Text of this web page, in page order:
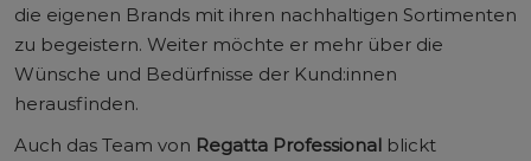
die eigenen Brands mit ihren nachhaltigen Sortimenten
zu begeistern. Weiter möchte er mehr über die
Wünsche und Bedürfnisse der Kund:innen
herausfinden.
Auch das Team von Regatta Professional blickt